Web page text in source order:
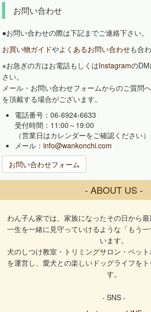
お問い合わせ
●お問い合わせの際は下記までご連絡下さい。
お買い物ガイドやよくあるお問い合わせも合
※お急ぎの方はお電話もしくはInstagramの
さい。
メール・お問い合わせフォームからのご質問
を頂戴する場合がございます。
電話番号：06-6924-6633
受付時間：11:00～19:00
（営業日はカレンダーをご確認ください）
メール：info@wankonchi.com
お問い合わせフォーム
- ABOUT US -
わん子ん家では、家族になったその日から
一生を一緒に見守っていけるような「もう
います。
犬のしつけ教室・トリミングサロン・ペッ
を運営し、愛犬との楽しいドッグライフを
す。
- SNS -